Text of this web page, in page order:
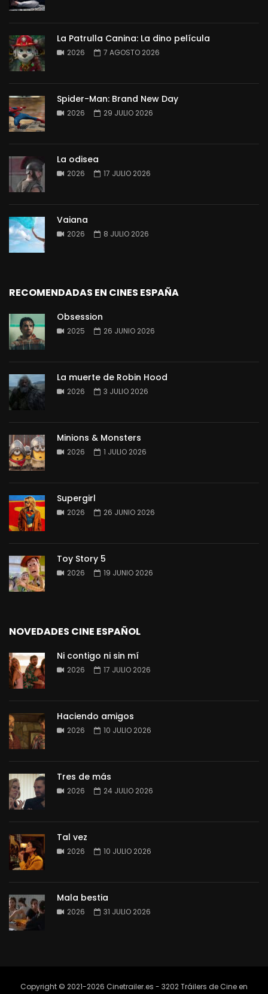
La Patrulla Canina: La dino película
2026 7 AGOSTO 2026
Spider-Man: Brand New Day
2026 29 JULIO 2026
La odisea
2026 17 JULIO 2026
Vaiana
2026 8 JULIO 2026
RECOMENDADAS EN CINES ESPAÑA
Obsession
2025 26 JUNIO 2026
La muerte de Robin Hood
2026 3 JULIO 2026
Minions & Monsters
2026 1 JULIO 2026
Supergirl
2026 26 JUNIO 2026
Toy Story 5
2026 19 JUNIO 2026
NOVEDADES CINE ESPAÑOL
Ni contigo ni sin mí
2026 17 JULIO 2026
Haciendo amigos
2026 10 JULIO 2026
Tres de más
2026 24 JULIO 2026
Tal vez
2026 10 JULIO 2026
Mala bestia
2026 31 JULIO 2026
Copyright © 2021-2026 Cinetrailer.es - 3202 Tráilers de Cine en